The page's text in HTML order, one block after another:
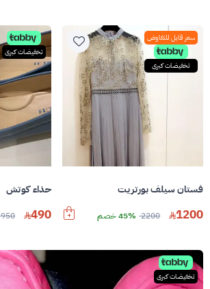
سعر قابل للتفاوض
تخفيضات كبرى
فستان سيلف بورتريت
1200
2200 45% خصم
تخفيضات كبرى
حذاء كوتش
490
950
تخفيضات كبرى